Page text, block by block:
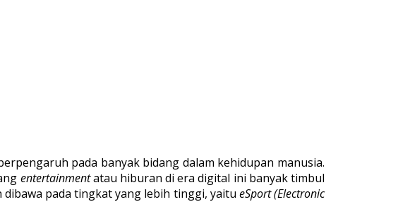
pada banyak bidang dalam kehidupan manusia.
entertainmentatau hiburan di era digital ini banyak timbul
pada tingkat yang lebih tinggi, yaitu eSport (Electronic